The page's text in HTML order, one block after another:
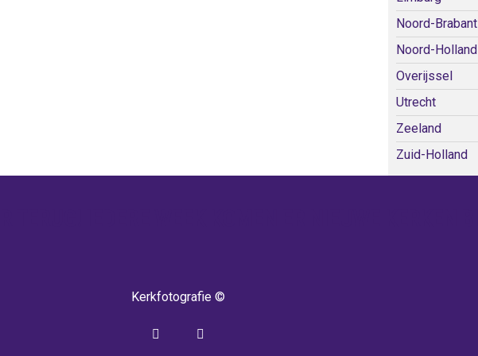
Noord-Brabant
Noord-Holland
Overijssel
Utrecht
Zeeland
Zuid-Holland
Kerkfotografie ©